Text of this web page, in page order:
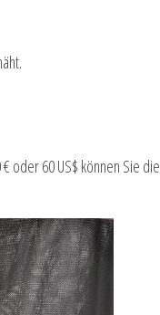
oder 60 US$ können Sie die